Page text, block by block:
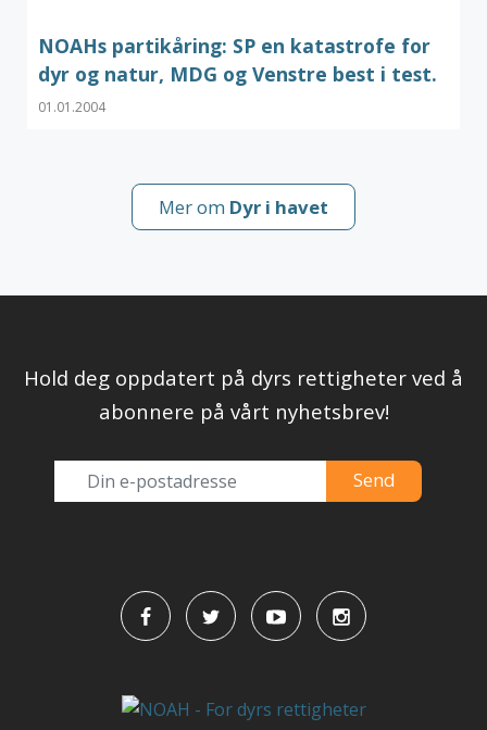
NOAHs partikåring: SP en katastrofe for
dyr og natur, MDG og Venstre best i test.
01.01.2004
Mer om Dyr i havet
Hold deg oppdatert på dyrs rettigheter ved å
abonnere på vårt nyhetsbrev!